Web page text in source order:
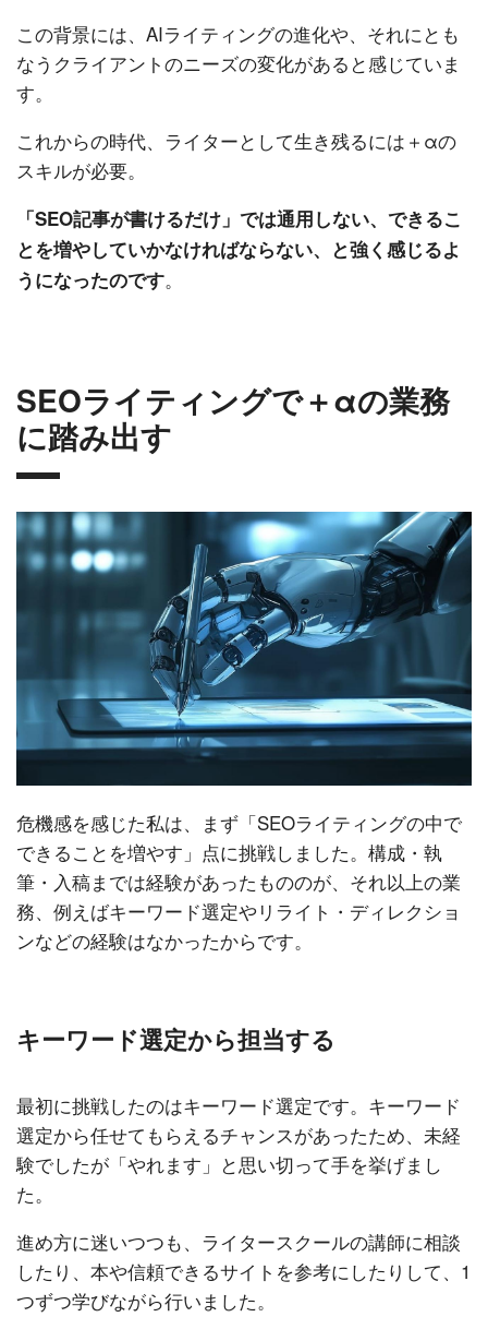
この背景には、AIライティングの進化や、それにとも
なうクライアントのニーズの変化があると感じていま
す。
これからの時代、ライターとして生き残るには＋αの
スキルが必要。
「SEO記事が書けるだけ」では通用しない、できるこ
とを増やしていかなければならない、と強く感じるよ
うになったのです。
SEOライティングで＋αの業務
に踏み出す
危機感を感じた私は、まず「SEOライティングの中で
できることを増やす」点に挑戦しました。構成・執
筆・入稿までは経験があったもののが、それ以上の業
務、例えばキーワード選定やリライト・ディレクショ
ンなどの経験はなかったからです。
キーワード選定から担当する
最初に挑戦したのはキーワード選定です。キーワード
選定から任せてもらえるチャンスがあったため、未経
験でしたが「やれます」と思い切って手を挙げまし
た。
進め方に迷いつつも、ライタースクールの講師に相談
したり、本や信頼できるサイトを参考にしたりして、1
つずつ学びながら行いました。